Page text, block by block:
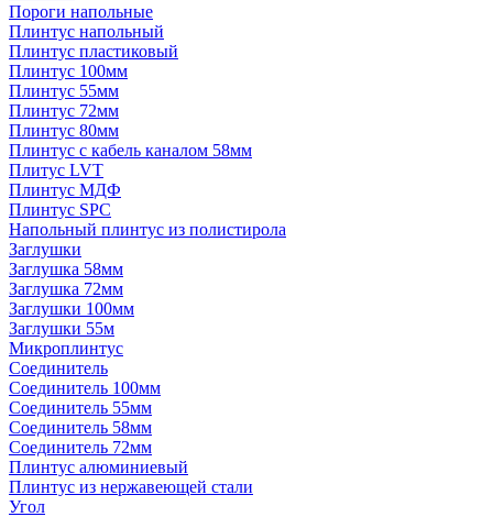
Пороги напольные
Плинтус напольный
Плинтус пластиковый
Плинтус 100мм
Плинтус 55мм
Плинтус 72мм
Плинтус 80мм
Плинтус с кабель каналом 58мм
Плитус LVT
Плинтус МДФ
Плинтус SPC
Напольный плинтус из полистирола
Заглушки
Заглушка 58мм
Заглушка 72мм
Заглушки 100мм
Заглушки 55м
Микроплинтус
Соединитель
Соединитель 100мм
Соединитель 55мм
Соединитель 58мм
Соединитель 72мм
Плинтус алюминиевый
Плинтус из нержавеющей стали
Угол